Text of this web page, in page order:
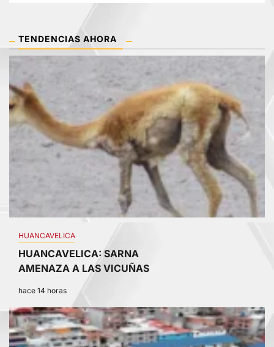
TENDENCIAS AHORA
1
HUANCAVELICA
HUANCAVELICA: SARNA
AMENAZA A LAS VICUÑAS
hace 14 horas
2